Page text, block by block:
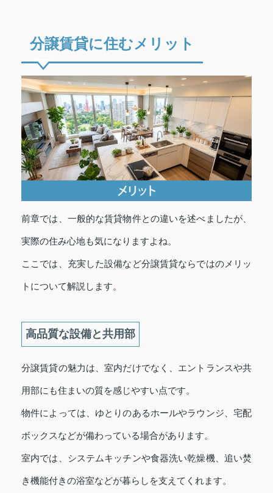
分譲賃貸に住むメリット
前章では、一般的な賃貸物件との違いを述べましたが、
実際の住み心地も気になりますよね。
ここでは、充実した設備など分譲賃貸ならではのメリッ
トについて解説します。
高品質な設備と共用部
分譲賃貸の魅力は、室内だけでなく、エントランスや共
用部にも住まいの質を感じやすい点です。
物件によっては、ゆとりのあるホールやラウンジ、宅配
ボックスなどが備わっている場合があります。
室内では、システムキッチンや食器洗い乾燥機、追い焚
き機能付きの浴室などが暮らしを支えてくれます。